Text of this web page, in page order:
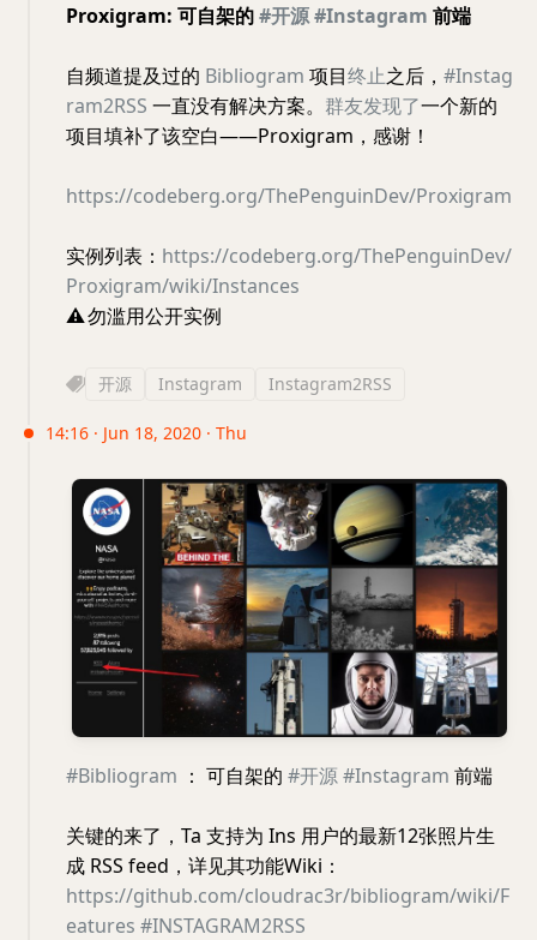
Proxigram: 可自架的#开源#Instagram 前端
自频道提及过的 Bibliogram 项目终止之后， #Instag
ram2RSS 一直没有解决方案。 群友发现了一个新的
项目填补了该空白——Proxigram，感谢！
https://codeberg.org/ThePenguinDev/Proxigram
实例列表： https://codeberg.org/ThePenguinDev/
Proxigram/wiki/Instances
⚠️勿滥用公开实例
开源 Instagram Instagram2RSS
14:16 · Jun 18, 2020 · Thu
#Bibliogram ： 可自架的 #开源#Instagram 前端
关键的来了，Ta 支持为 Ins 用户的最新12张照片生
成 RSS feed，详见其功能Wiki：
https://github.com/cloudrac3r/bibliogram/wiki/F
eatures #INSTAGRAM2RSS